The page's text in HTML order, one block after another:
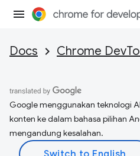
Docs Chrome
Google menggunakan teknologi
konten ke dalam bahasa pilihan
mengandung kesalahan.